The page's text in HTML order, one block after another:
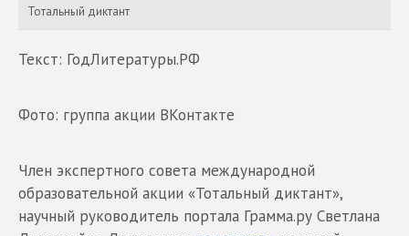
Тотальный диктант
Текст: ГодЛитературы.РФ
Фото: группа акции ВКонтакте
Член экспертного совета международной
образовательной акции «Тотальный диктант»,
научный руководитель портала Грамма.ру Светлана